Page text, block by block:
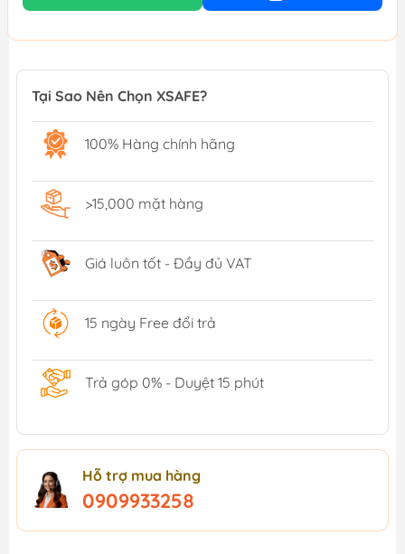
Tại Sao Nên Chọn XSAFE?
100% Hàng chính hãng
>15,000 mặt hàng
Giá luôn tốt - Đầy đủ VAT
15 ngày Free đổi trả
Trả góp 0% - Duyệt 15 phút
Hỗ trợ mua hàng
0909933258